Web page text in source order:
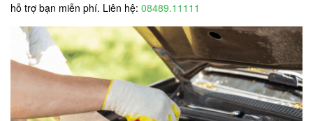
hỗ trợ bạn miễn phí. Liên hệ: 08489.11111